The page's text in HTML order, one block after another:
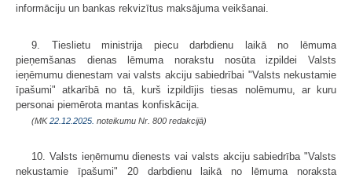
informāciju un bankas rekvizītus maksājuma veikšanai.
9. Tieslietu ministrija piecu darbdienu laikā no lēmuma
pieņemšanas dienas lēmuma norakstu nosūta izpildei Valsts
ieņēmumu dienestam vai valsts akciju sabiedrībai "Valsts nekustamie
īpašumi" atkarībā no tā, kurš izpildījis tiesas nolēmumu, ar kuru
personai piemērota mantas konfiskācija.
(MK22.12.2025. noteikumu Nr. 800 redakcijā)
10. Valsts ieņēmumu dienests vai valsts akciju sabiedrība "Valsts
nekustamie īpašumi" 20 darbdienu laikā no lēmuma noraksta